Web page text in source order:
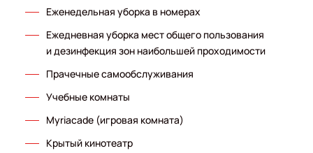
Еженедельная уборка в номерах
Ежедневная уборка мест общего пользования
и дезинфекция зон наибольшей проходимости
Прачечные самообслуживания
Учебные комнаты
Myriacade (игровая комната)
Крытый кинотеатр